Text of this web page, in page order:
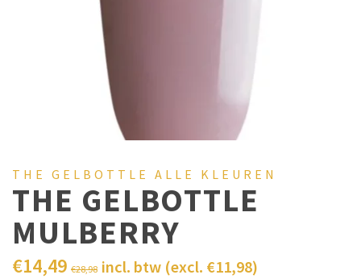
THE GELBOTTLE ALLE KLEUREN
THE GELBOTTLE
MULBERRY
€28,98
€14,49 incl. btw (excl. €11,98)